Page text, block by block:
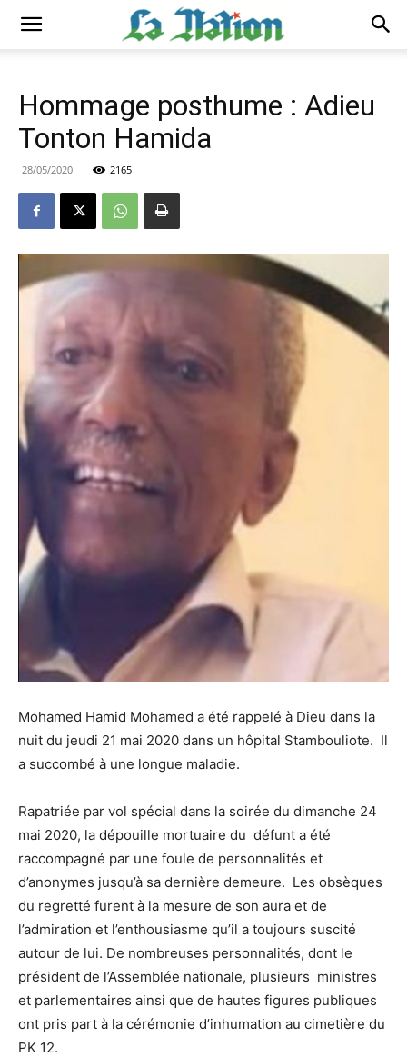
Hommage posthume : Adieu
Tonton Hamida
28/05/2020 2165
Mohamed Hamid Mohamed a été rappelé à Dieu dans la
nuit du jeudi 21 mai 2020 dans un hôpital Stambouliote. Il
a succombé à une longue maladie.
Rapatriée par vol spécial dans la soirée du dimanche 24
mai 2020, la dépouille mortuaire du défunt a été
raccompagné par une foule de personnalités et
d’anonymes jusqu’à sa dernière demeure. Les obsèques
du regretté furent à la mesure de son aura et de
l’admiration et l’enthousiasme qu’il a toujours suscité
autour de lui. De nombreuses personnalités, dont le
président de l’Assemblée nationale, plusieurs ministres
et parlementaires ainsi que de hautes figures publiques
ont pris part à la cérémonie d’inhumation au cimetière du
PK 12.